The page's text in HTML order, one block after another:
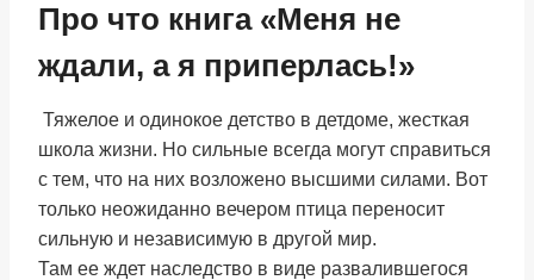
Про что книга «Меня не
ждали, а я приперлась!»
Тяжелое и одинокое детство в детдоме, жесткая
школа жизни. Но сильные всегда могут справиться
с тем, что на них возложено высшими силами. Вот
только неожиданно вечером птица переносит
сильную и независимую в другой мир.
Там ее ждет наследство в виде развалившегося